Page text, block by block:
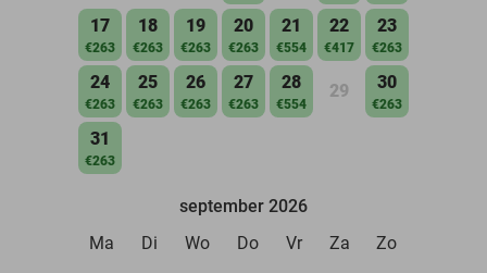
17
€263
18
€263
19
€263
20
€263
21
€554
22
€417
23
€263
24
€263
25
€263
26
€263
27
€263
28
€554
29 30
€263
31
€263
september 2026
Ma
Di Wo Do Vr Za Zo